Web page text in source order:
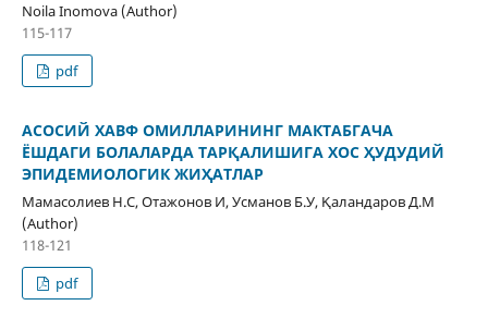
Noila Inomova (Author)
115-117
pdf
АСОСИЙ ХАВФ ОМИЛЛАРИНИНГ МАКТАБГАЧА
ЁШДАГИ БОЛАЛАРДА ТАРҚАЛИШИГА ХОС ҲУДУДИЙ
ЭПИДЕМИОЛОГИК ЖИҲАТЛАР
Мамасолиев Н.С, Отажонов И, Усманов Б.У, Қаландаров Д.М
(Author)
118-121
pdf